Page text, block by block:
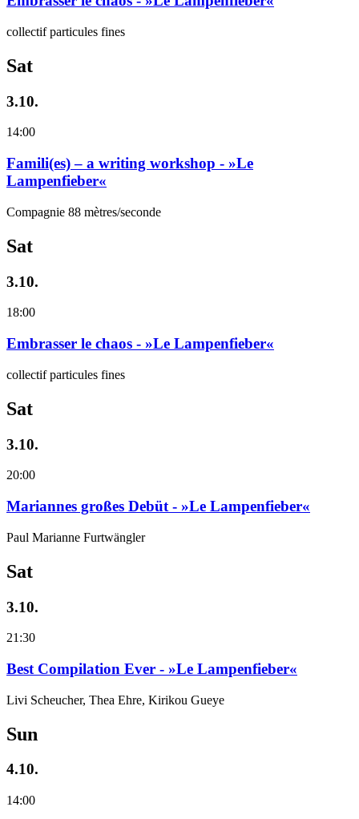
collectif particules fines
Sat
3.10.
14:00
Famili(es) – a writing workshop - »Le
Lampenfieber«
Compagnie 88 mètres/seconde
Sat
3.10.
18:00
Embrasser le chaos - »Le Lampenfieber«
collectif particules fines
Sat
3.10.
20:00
Mariannes großes Debüt - »Le Lampenfieber«
Paul Marianne Furtwängler
Sat
3.10.
21:30
Best Compilation Ever - »Le Lampenfieber«
Livi Scheucher, Thea Ehre, Kirikou Gueye
Sun
4.10.
14:00